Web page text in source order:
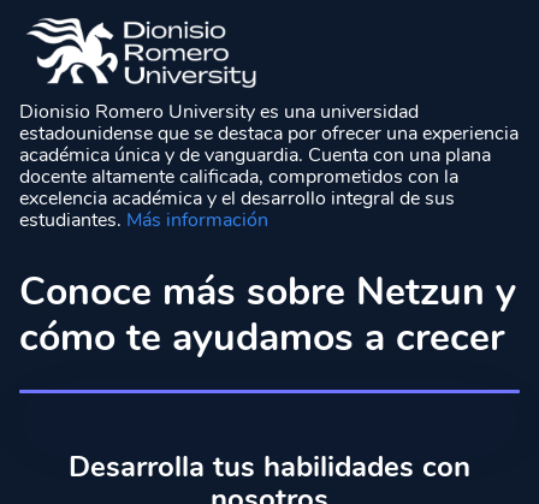
Dionisio Romero University es una universidad
estadounidense que se destaca por ofrecer una experiencia
académica única y de vanguardia. Cuenta con una plana
docente altamente calificada, comprometidos con la
excelencia académica y el desarrollo integral de sus
estudiantes. Más información
Conoce más sobre Netzun y
cómo te ayudamos a crecer
Desarrolla tus habilidades con